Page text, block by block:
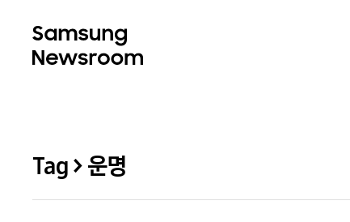
Tag > 운명